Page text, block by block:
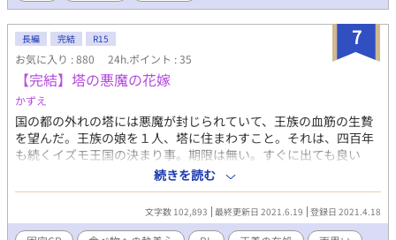
7
長編 完結 R15
お気に入り : 880 24h.ポイント : 35
【完結】塔の悪魔の花嫁
かずえ
国の都の外れの塔には悪魔が封じられていて、王族の血筋の生贄
を望んだ。王族の娘を１人、塔に住まわすこと。それは、四百年
も続くイズモ王国の決まり事。期限は無い。すぐに出ても良い
し、ずっと住んでも良い。必ず一人、悪魔の話し相手がいれば。
時の王妃は娘を差し出すことを拒み、王の側妃が生んだ子を女装
させて塔へ放り込んだ。
続きを読む
文字数 102,893 最終更新日 2021.6.19 登録日 2021.4.18